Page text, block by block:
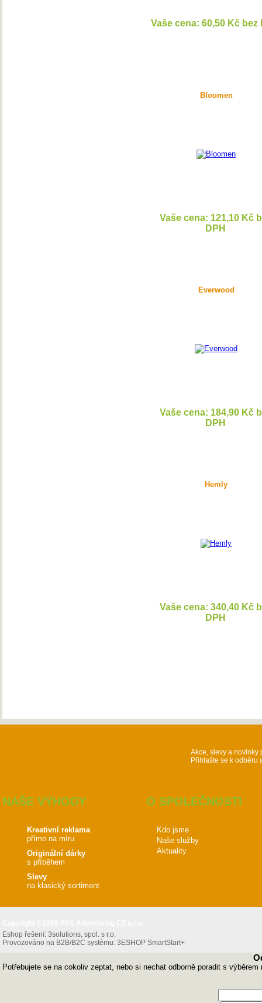
Vaše cena: 60,50 Kč bez
Bloomen
Vaše cena: 121,10 Kč
DPH
Everwood
Vaše cena: 184,90 Kč
DPH
Hemly
Vaše cena: 340,40 Kč
DPH
Akce, slevy a novinky
Přihlašte se k odběru
NAŠE VÝHODY
Kreativní reklama
přímo na míru
Originální dárky
s příběhem
Slevy
na klasický sortiment
O SPOLEČNOSTI
Kdo jsme
Naše služby
Aktuality
Eshop řešení: 3solutions, spol. s r.o.
Provozováno na B2B/B2C systému: 3ESHOP SmartStart+
Potřebujete se na cokoliv zeptat, nebo si nechat odborně poradit s